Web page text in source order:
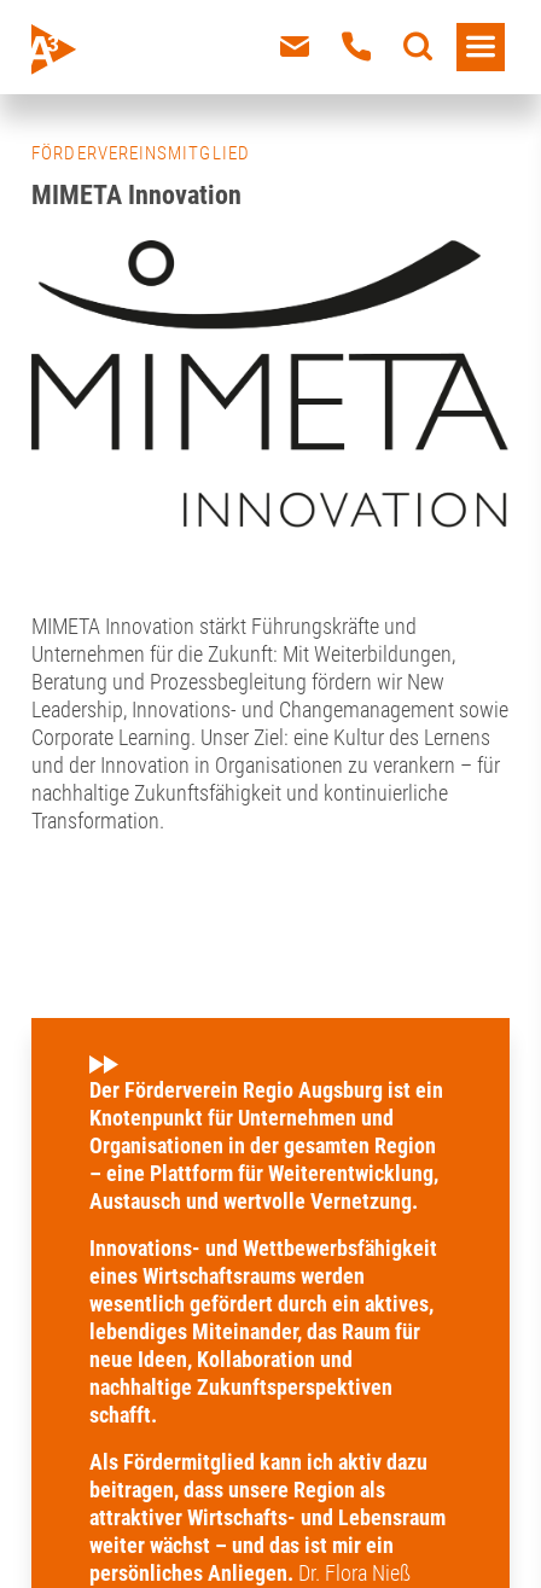
FÖRDERVEREINSMITGLIED
MIMETA Innovation
MIMETA Innovation stärkt Führungskräfte und
Unternehmen für die Zukunft: Mit Weiterbildungen,
Beratung und Prozessbegleitung fördern wir New
Leadership, Innovations- und Changemanagement sowie
Corporate Learning. Unser Ziel: eine Kultur des Lernens
und der Innovation in Organisationen zu verankern – für
nachhaltige Zukunftsfähigkeit und kontinuierliche
Transformation.
Der Förderverein Regio Augsburg ist ein
Knotenpunkt für Unternehmen und
Organisationen in der gesamten Region
– eine Plattform für Weiterentwicklung,
Austausch und wertvolle Vernetzung.
Innovations- und Wettbewerbsfähigkeit
eines Wirtschaftsraums werden
wesentlich gefördert durch ein aktives,
lebendiges Miteinander, das Raum für
neue Ideen, Kollaboration und
nachhaltige Zukunftsperspektiven
schafft.
Als Fördermitglied kann ich aktiv dazu
beitragen, dass unsere Region als
attraktiver Wirtschafts- und Lebensraum
weiter wächst – und das ist mir ein
persönliches Anliegen. Dr. Flora Nieß